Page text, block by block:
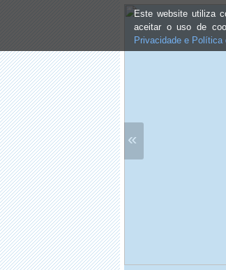
Este website utiliza
aceitar o uso de
Privacidade e Política
«